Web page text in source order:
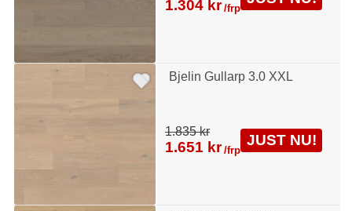
Bjelin Gullarp 3.0 XXL
1.304 kr /frp
1.835 kr
1.651 kr /frp
JUST NU!